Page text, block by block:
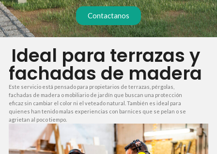
fachada o mobiliario de jardín lucirá como nuevo durante años, sin necesidad
de lijar ni barnizar cada temporada.Contactanos
Ideal para terrazas y
fachadas de madera
Este servicio está pensado para propietarios de terrazas, pérgolas,
fachadas de madera o mobiliario de jardín que buscan una protección
eficaz sin cambiar el color ni el veteado natural. También es ideal para
quienes han tenido malas experiencias con barnices que se pelan o se
agrietan al poco tiempo.